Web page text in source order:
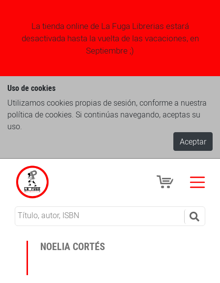
La tienda online de La Fuga Librerias estará
desactivada hasta la vuelta de las vacaciones, en
Septiembre ;)
Uso de cookies
Utilizamos cookies propias de sesión, conforme a nuestra
política de cookies. Si continúas navegando, aceptas su
uso.
Aceptar
NOELIA CORTÉS